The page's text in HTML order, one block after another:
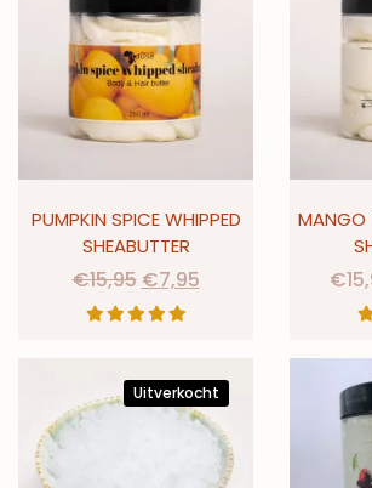
PUMPKIN SPICE WHIPPED
SHEABUTTER
€15,95 €7,95
MANGO
€
Uitverkocht